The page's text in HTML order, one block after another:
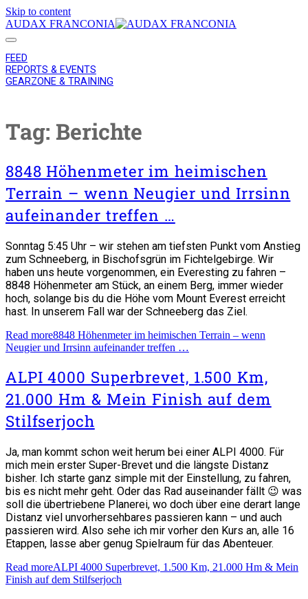
Skip to content
AUDAX FRANCONIA
FEED
REPORTS & EVENTS
GEARZONE & TRAINING
Tag: Berichte
8848 Höhenmeter im heimischen
Terrain – wenn Neugier und Irrsinn
aufeinander treffen …
Sonntag 5:45 Uhr – wir stehen am tiefsten Punkt vom Anstieg
zum Schneeberg, in Bischofsgrün im Fichtelgebirge. Wir
haben uns heute vorgenommen, ein Everesting zu fahren –
8848 Höhenmeter am Stück, an einem Berg, immer wieder
hoch, solange bis du die Höhe vom Mount Everest erreicht
hast. In unserem Fall war der Schneeberg das Ziel.
Read more8848 Höhenmeter im heimischen Terrain – wenn
Neugier und Irrsinn aufeinander treffen …
ALPI 4000 Superbrevet, 1.500 Km,
21.000 Hm & Mein Finish auf dem
Stilfserjoch
Ja, man kommt schon weit herum bei einer ALPI 4000. Für
mich mein erster Super-Brevet und die längste Distanz
bisher. Ich starte ganz simple mit der Einstellung, zu fahren,
bis es nicht mehr geht. Oder das Rad auseinander fällt 😉 was
soll die übertriebene Planerei, wo doch über eine derart lange
Distanz viel unvorhersehbares passieren kann – und auch
passieren wird. Also sehe ich mir vorher den Kurs an, alle 16
Etappen, lasse aber genug Spielraum für das Abenteuer.
Read moreALPI 4000 Superbrevet, 1.500 Km, 21.000 Hm & Mein
Finish auf dem Stilfserjoch